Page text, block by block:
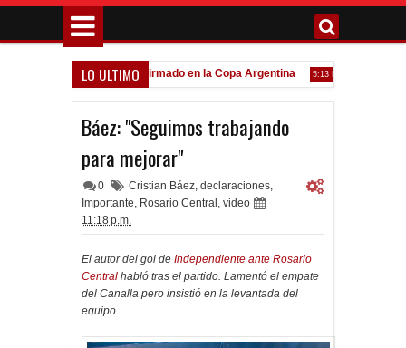
LO ULTIMO
Todo confirmado en la Copa Argentina 5:13 PM Goleada
Báez: "Seguimos trabajando
para mejorar"
0 Cristian Báez, declaraciones,
Importante, Rosario Central , video
11:18 p.m.
El autor del gol de Independiente ante Rosario
Central habló tras el partido. Lamentó el empate
del Canalla pero insistió en la levantada del
equipo.